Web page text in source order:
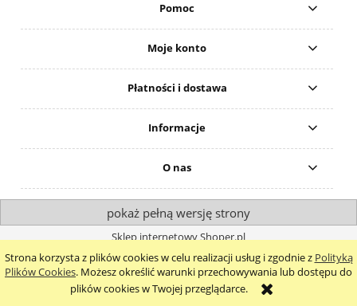
Strona korzysta z plików cookies w celu realizacji usług i zgodnie z Polityką
Plików Cookies. Możesz określić warunki przechowywania lub dostępu do
plików cookies w Twojej przeglądarce.
Pomoc
Moje konto
Płatności i dostawa
Informacje
O nas
pokaż pełną wersję strony
Sklep internetowy Shoper.pl